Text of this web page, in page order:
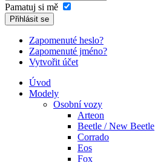
Pamatuj si mě
Přihlásit se
Zapomenuté heslo?
Zapomenuté jméno?
Vytvořit účet
Úvod
Modely
Osobní vozy
Arteon
Beetle / New Beetle
Corrado
Eos
Fox